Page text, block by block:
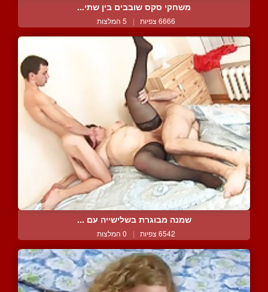
משחקי סקס שובבים בין שתי...
6666 צפיות | 5 המלצות
שמנה מבוגרת בשלישייה עם ...
6542 צפיות | 0 המלצות